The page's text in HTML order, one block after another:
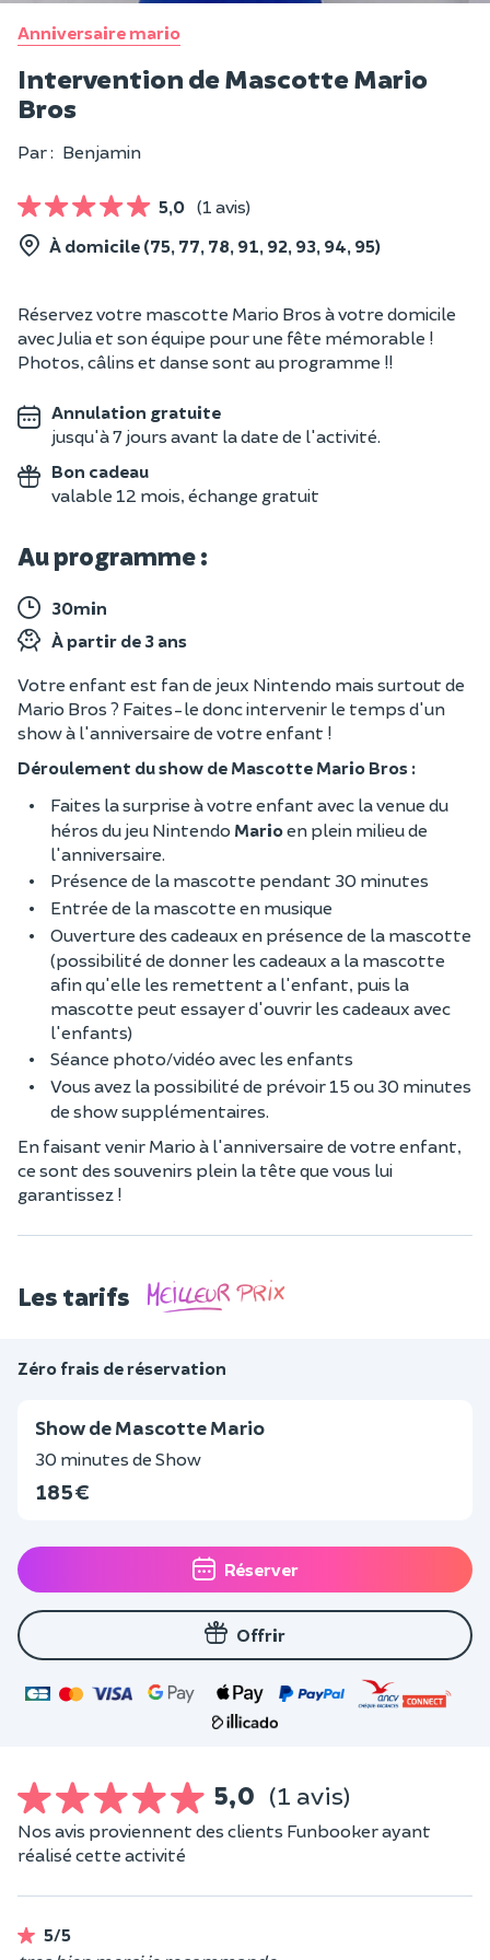
Anniversaire mario
Intervention de Mascotte Mario
Bros
Par : Benjamin
5,0 (1 avis)
À domicile (75, 77, 78, 91, 92, 93, 94, 95)
Réservez votre mascotte Mario Bros à votre domicile
avec Julia et son équipe pour une fête mémorable !
Photos, câlins et danse sont au programme !!
Annulation gratuite
jusqu'à 7 jours avant la date de l'activité.
Bon cadeau
valable 12 mois, échange gratuit
Au programme :
30min
À partir de 3 ans
Votre enfant est fan de jeux Nintendo mais surtout de
Mario Bros ? Faites-le donc intervenir le temps d'un
show à l'anniversaire de votre enfant !
Déroulement du show de Mascotte Mario Bros :
Faites la surprise à votre enfant avec la venue du
héros du jeu Nintendo Marioen plein milieu de
l'anniversaire.
Présence de la mascotte pendant 30 minutes
Entrée de la mascotte en musique
Ouverture des cadeaux en présence de la mascotte
(possibilité de donner les cadeaux a la mascotte
afin qu'elle les remettent a l'enfant, puis la
mascotte peut essayer d'ouvrir les cadeaux avec
l'enfants)
Séance photo/vidéo avec les enfants
Vous avez la possibilité de prévoir 15 ou 30 minutes
de show supplémentaires.
En faisant venir Mario à l'anniversaire de votre enfant,
ce sont des souvenirs plein la tête que vous lui
garantissez !
Les tarifs
Zéro frais de réservation
Show de Mascotte Mario
30 minutes de Show
185 €
Réserver
Offrir
5,0 (1 avis)
Nos avis proviennent des clients Funbooker ayant
réalisé cette activité
5/5